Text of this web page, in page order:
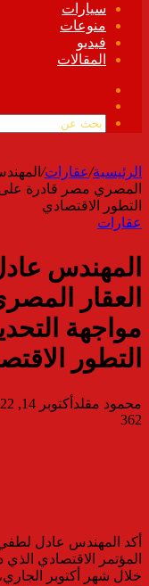
سيارات
منوعات
فيديو
المقالات
الموقع
الرئيسية/عقارات/
المصري مصر قادرة
التطور الاقتصادي
عقارات
المهندس
العقار
مواجهة
التطور
محمود مقلد أكتوبر 14, 2022
362
أكد المهندس عادل
المؤتمر الاقتصادي
خلال شهر أكتوبر